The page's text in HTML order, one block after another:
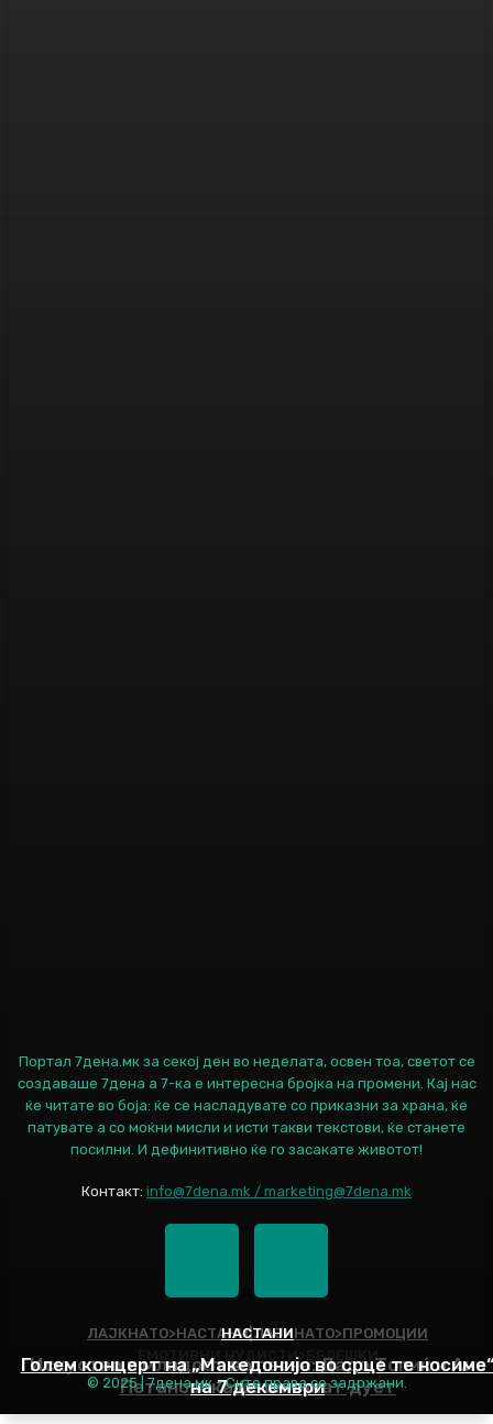
ЕМОТИВНИ НУДИСТИ>БЕЛЕШКИ
Наслов
ЛАЈКНАТО>НАСТАНИ|ЛАЈКНАТО>ПРОМОЦИИ
Искуство и младост во песна: Дадо Топиќ и Ана
Петановска ќе снимаат дует
НАСТАНИ
Голем концерт на „Македонијо во срце те
на 7 декември
Портал 7дена.мк за секој ден во неделата, освен тоа, светот се
создаваше 7дена а 7-ка е интересна бројка на промени. Кај нас
ќе читате во боја: ќе се насладувате со приказни за храна, ќе
патувате а со моќни мисли и исти такви текстови, ќе станете
посилни. И дефинитивно ќе го засакате животот!
Контакт: info@7dena.mk / marketing@7dena.mk
© 2025 | 7дена.мк - Сите права се задржани.